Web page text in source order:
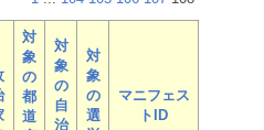
対
象
の
都
道
対
象
の
自
治
対
象
の
選
マニフェス
トID